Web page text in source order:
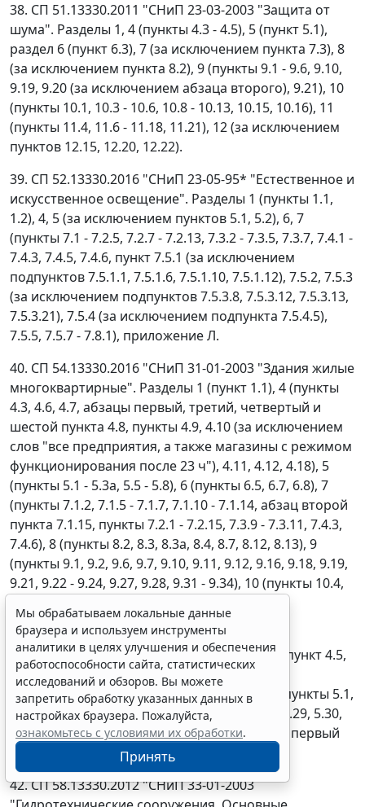
38. СП 51.13330.2011 "СНиП 23-03-2003 "Защита от
шума". Разделы 1, 4 (пункты 4.3 - 4.5), 5 (пункт 5.1),
раздел 6 (пункт 6.3), 7 (за исключением пункта 7.3), 8
(за исключением пункта 8.2), 9 (пункты 9.1 - 9.6, 9.10,
9.19, 9.20 (за исключением абзаца второго), 9.21), 10
(пункты 10.1, 10.3 - 10.6, 10.8 - 10.13, 10.15, 10.16), 11
(пункты 11.4, 11.6 - 11.18, 11.21), 12 (за исключением
пунктов 12.15, 12.20, 12.22).
39. СП 52.13330.2016 "СНиП 23-05-95* "Естественное и
искусственное освещение". Разделы 1 (пункты 1.1,
1.2), 4, 5 (за исключением пунктов 5.1, 5.2), 6, 7
(пункты 7.1 - 7.2.5, 7.2.7 - 7.2.13, 7.3.2 - 7.3.5, 7.3.7, 7.4.1 -
7.4.3, 7.4.5, 7.4.6, пункт 7.5.1 (за исключением
подпунктов 7.5.1.1, 7.5.1.6, 7.5.1.10, 7.5.1.12), 7.5.2, 7.5.3
(за исключением подпунктов 7.5.3.8, 7.5.3.12, 7.5.3.13,
7.5.3.21), 7.5.4 (за исключением подпункта 7.5.4.5),
7.5.5, 7.5.7 - 7.8.1), приложение Л.
40. СП 54.13330.2016 "СНиП 31-01-2003 "Здания жилые
многоквартирные". Разделы 1 (пункт 1.1), 4 (пункты
4.3, 4.6, 4.7, абзацы первый, третий, четвертый и
шестой пункта 4.8, пункты 4.9, 4.10 (за исключением
слов "все предприятия, а также магазины с режимом
функционирования после 23 ч"), 4.11, 4.12, 4.18), 5
(пункты 5.1 - 5.3а, 5.5 - 5.8), 6 (пункты 6.5, 6.7, 6.8), 7
(пункты 7.1.2, 7.1.5 - 7.1.7, 7.1.10 - 7.1.14, абзац второй
пункта 7.1.15, пункты 7.2.1 - 7.2.15, 7.3.9 - 7.3.11, 7.4.3,
7.4.6), 8 (пункты 8.2, 8.3, 8.3а, 8.4, 8.7, 8.12, 8.13), 9
(пункты 9.1, 9.2, 9.6, 9.7, 9.10, 9.11, 9.12, 9.16, 9.18, 9.19,
9.21, 9.22 - 9.24, 9.27, 9.28, 9.31 - 9.34), 10 (пункты 10.4,
41. СП 56.13330.2011 "СНиП 31-03-2001
"Производственные здания". Разделы 1, 4 (пункт 4.5,
последний абзац пункта 4.6, пункты 4.11 (за
исключением абзаца четвертого), 4.12), 5 (пункты 5.1,
5.4, 5.7 - 5.9, 5.10, 5.11, 5.12, 5.15, 5.17 - 5.20, 5.29, 5.30,
5.33, 5.36 (кроме последнего абзаца), абзац первый
42. СП 58.13330.2012 "СНиП 33-01-2003
Мы обрабатываем локальные данные
браузера и используем инструменты
аналитики в целях улучшения и обеспечения
работоспособности сайта, статистических
исследований и обзоров. Вы можете
запретить обработку указанных данных в
настройках браузера. Пожалуйста,
ознакомьтесь с условиями их обработки.
Принять